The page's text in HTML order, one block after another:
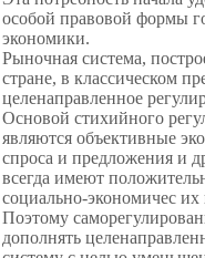
особой правовой формы
экономики.
Рыночная система,
стране, в классическом
целенаправленное
Основой стихийного
являются объективные
спроса и предложения и
всегда имеют
социально-экономичес их
Поэтому
дополнять